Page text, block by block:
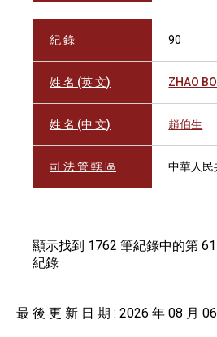
紀 錄 90
姓 名 (英 文) ZHAO
姓 名 (中 文) 趙伯生
司 法 管 轄 區 中華人民
顯示找到 1762 筆紀錄中的第
紀錄
最 後 更 新 日 期 : 2026 年 08 月